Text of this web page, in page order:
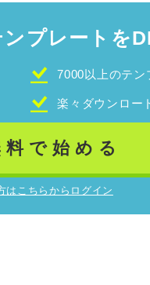
ンプレートを
7000以上のテン
楽々ダウンロー
料で始める
はこちらからログイン